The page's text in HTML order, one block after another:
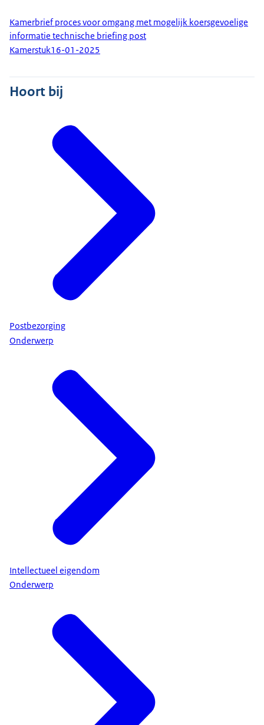
Kamerbrief proces voor omgang met mogelijk koersgevoelige
informatie technische briefing post
Kamerstuk16-01-2025
Hoort bij
Postbezorging
Onderwerp
Intellectueel eigendom
Onderwerp